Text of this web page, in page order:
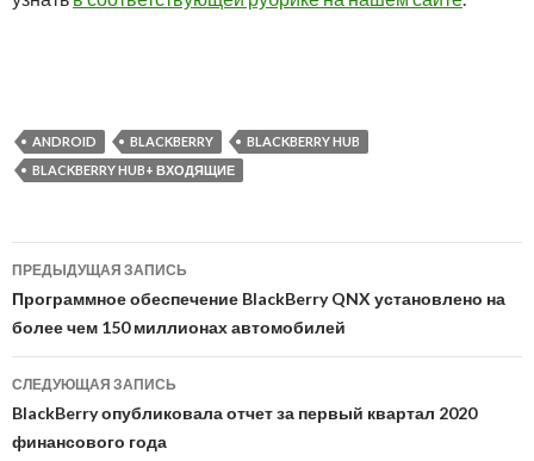
ANDROID BLACKBERRY
BLACKBERRY HUB
BLACKBERRY HUB+ ВХОДЯЩИЕ
Навигация
по
записям
ПРЕДЫДУЩАЯ ЗАПИСЬ
Программное обеспечение BlackBerry QNX установлено на
более чем 150 миллионах автомобилей
СЛЕДУЮЩАЯ ЗАПИСЬ
BlackBerry опубликовала отчет за первый квартал 2020
финансового года